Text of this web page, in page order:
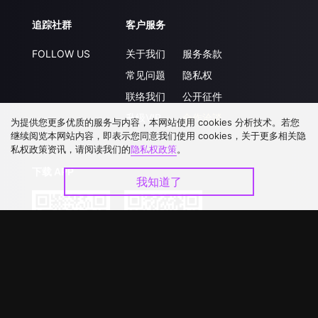
追踪社群
FOLLOW US
客户服务
关于我们
常见问题
联络我们
升级VIP
服务条款
隐私权
公开征件
合作洽談
下载 APP
为提供您更多优质的服务与内容，本网站使用 cookies 分析技术。若您
继续阅览本网站内容，即表示您同意我们使用 cookies，关于更多相关隐
私权政策资讯，请阅读我们的隐私权政策。
我知道了